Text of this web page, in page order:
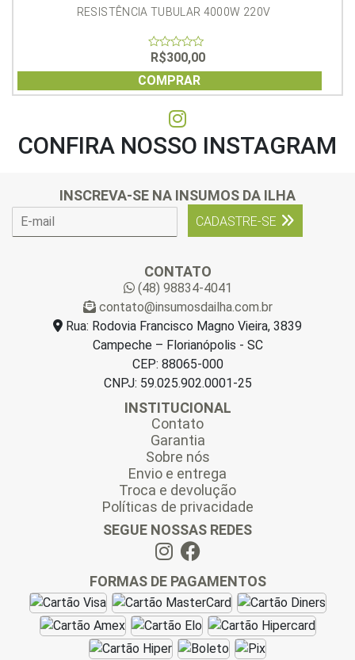
RESISTÊNCIA TUBULAR 4000W 220V
0
out
of
5
R$300,00
COMPRAR
CONFIRA NOSSO INSTAGRAM
INSCREVA-SE NA INSUMOS DA ILHA
CADASTRE-SE
CONTATO
(48) 98834-4041
contato@insumosdailha.com.br
Rua: Rodovia Francisco Magno Vieira, 3839
Campeche – Florianópolis - SC
CEP: 88065-000
CNPJ: 59.025.902.0001-25
INSTITUCIONAL
Contato
Garantia
Sobre nós
Envio e entrega
Troca e devolução
Políticas de privacidade
SEGUE NOSSAS REDES
FORMAS DE PAGAMENTOS